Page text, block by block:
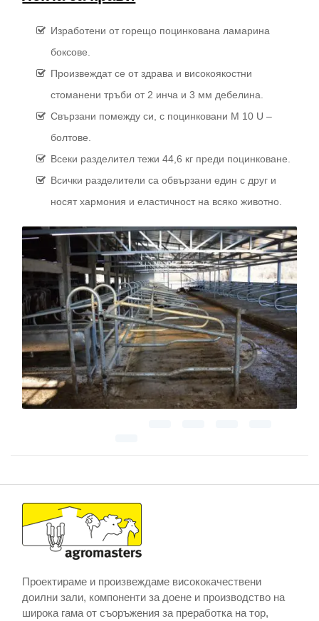
Изработени от горещо поцинкована ламарина
боксове.
Произвеждат се от здрава и високоякостни
стоманени тръби от 2 инча и 3 мм дебелина.
Свързани помежду си, с поцинковани М 10 U –
болтове.
Всеки разделител тежи 44,6 кг преди поцинковане.
Всички разделители са обвързани един с друг и
носят хармония и еластичност на всяко животно.
Проектираме и произвеждаме висококачествени
доилни зали, компоненти за доене и производство на
широка гама от съоръжения за преработка на тор,